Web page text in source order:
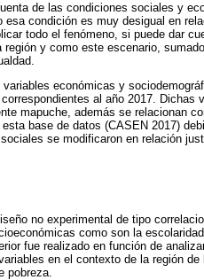
de las condiciones sociales y
condición es muy desigual en
todo el fenómeno, si puede dar
y como este escenario,
económicas y
al año 2017. Dichas
mapuche, además se relacionan
base de datos (CASEN 2017)
se modificaron en relación
no experimental de tipo
como son la
fue realizado en función de
en el contexto de la región
pobreza.